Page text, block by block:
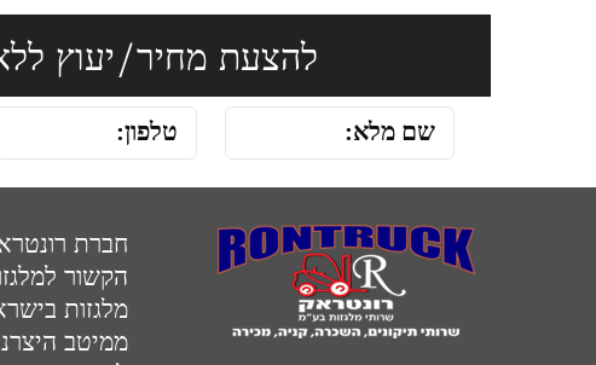
להצעת מחיר/יעוץ
חברת
הקשור
מלגזות
ממיטב